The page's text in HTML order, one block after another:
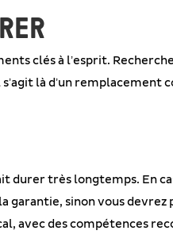
clés à l’esprit.
là d’un remplacement
très longtemps. En
garantie, sinon vous
avec des compétences